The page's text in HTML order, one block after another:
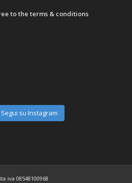
to the terms & conditions
Segui su Instagram
iva 08548100968